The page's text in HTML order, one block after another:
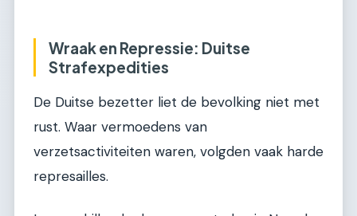
Wraak en Repressie: Duitse
Strafexpedities
De Duitse bezetter liet de bevolking niet met
rust. Waar vermoedens van
verzetsactiviteiten waren, volgden vaak harde
represailles.